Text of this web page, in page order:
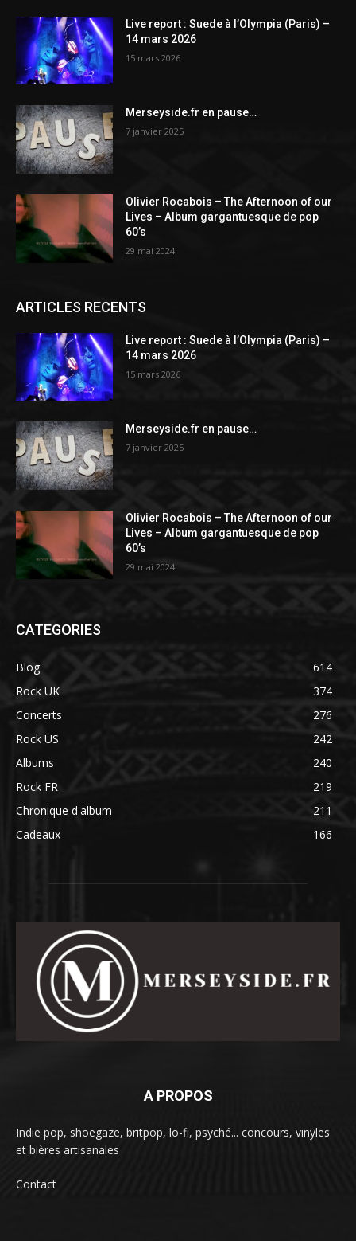
Live report : Suede à l’Olympia (Paris) –
14 mars 2026
15 mars 2026
Merseyside.fr en pause…
7 janvier 2025
Olivier Rocabois – The Afternoon of our
Lives – Album gargantuesque de pop
60’s
29 mai 2024
ARTICLES RECENTS
Live report : Suede à l’Olympia (Paris) –
14 mars 2026
15 mars 2026
Merseyside.fr en pause…
7 janvier 2025
Olivier Rocabois – The Afternoon of our
Lives – Album gargantuesque de pop
60’s
29 mai 2024
CATEGORIES
Blog
614
Rock UK
374
Concerts
276
Rock US
242
Albums
240
Rock FR
219
Chronique d'album
211
Cadeaux
166
A PROPOS
Indie pop, shoegaze, britpop, lo-fi, psyché... concours, vinyles
et bières artisanales
Contact